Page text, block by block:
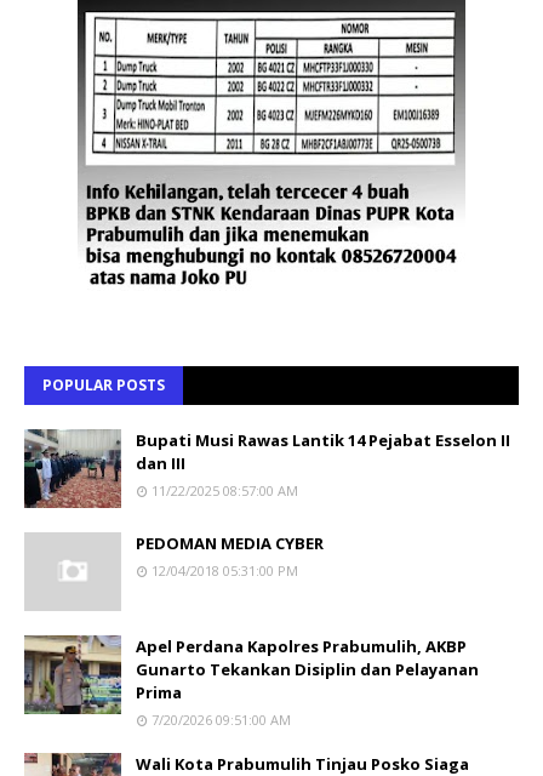
POPULAR POSTS
Bupati Musi Rawas Lantik 14 Pejabat Esselon II
dan III
11/22/2025 08:57:00 AM
PEDOMAN MEDIA CYBER
12/04/2018 05:31:00 PM
Apel Perdana Kapolres Prabumulih, AKBP
Gunarto Tekankan Disiplin dan Pelayanan
Prima
7/20/2026 09:51:00 AM
Wali Kota Prabumulih Tinjau Posko Siaga